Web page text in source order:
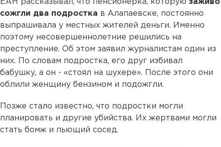
ЕАН рассказывал, что пенсионерка, которую заживо
сожгли два подростка в Алапаевске, постоянно
выпрашивала у местных жителей деньги. Именно
поэтому несовершеннолетние решились на
преступление. Об этом заявил журналистам один из
них. По словам подростка, его друг избивал
бабушку, а он - «стоял на шухере». После этого они
облили женщину бензином и подожгли.
Позже стало известно, что подростки могли
планировать и другие убийства. Их жертвами могли
стать бомж и пьющий сосед.